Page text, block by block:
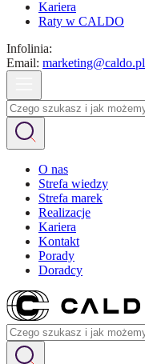
Kariera
Raty w CALDO
Infolinia:
Email: marketing@caldo.pl
O nas
Strefa wiedzy
Strefa marek
Realizacje
Kariera
Kontakt
Porady
Doradcy